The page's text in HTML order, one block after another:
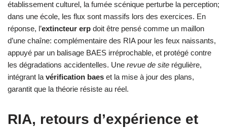
établissement culturel, la fumée scénique perturbe la perception;
dans une école, les flux sont massifs lors des exercices. En
réponse, l’extincteur erp doit être pensé comme un maillon
d’une chaîne: complémentaire des RIA pour les feux naissants,
appuyé par un balisage BAES irréprochable, et protégé contre
les dégradations accidentelles. Une revue de site régulière,
intégrant la vérification baes et la mise à jour des plans,
garantit que la théorie résiste au réel.
RIA, retours d’expérience et